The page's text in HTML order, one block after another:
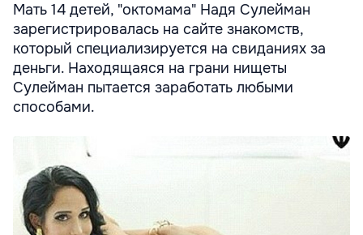
Мать 14 детей, "октомама" Надя Сулейман
зарегистрировалась на сайте знакомств,
который специализируется на свиданиях за
деньги. Находящаяся на грани нищеты
Сулейман пытается заработать любыми
способами.